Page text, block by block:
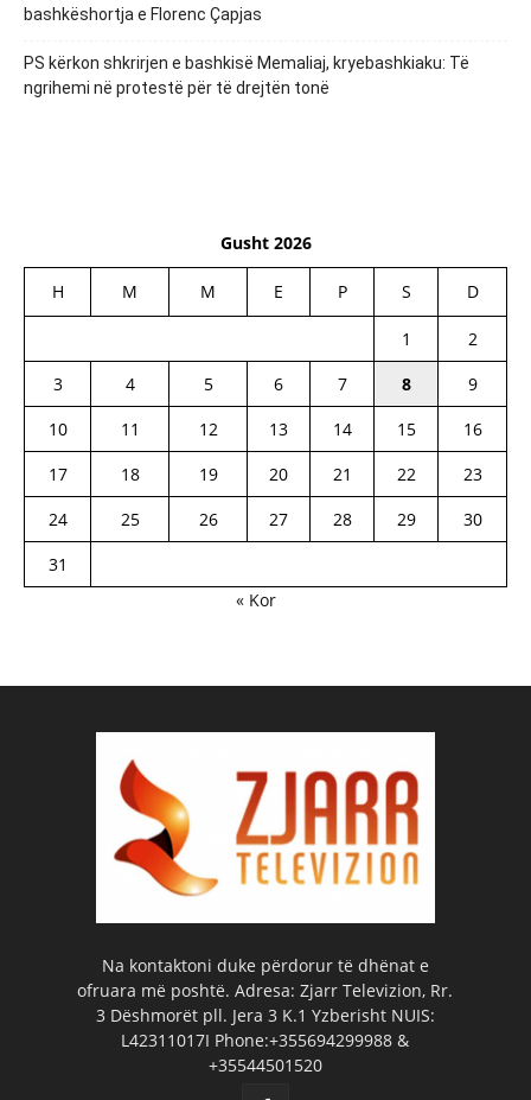
bashkëshortja e Florenc Çapjas
PS kërkon shkrirjen e bashkisë Memaliaj, kryebashkiaku: Të
ngrihemi në protestë për të drejtën tonë
Gusht 2026
H M M E P S D
1
2
3
4 5 6 7 8
9
10
11 12 13 14 15
16
17
18 19 20 21 22
23
24
25 26 27 28 29
30
31
« Kor
Na kontaktoni duke përdorur të dhënat e
ofruara më poshtë. Adresa: Zjarr Televizion, Rr.
3 Dëshmorët pll. Jera 3 K.1 Yzberisht NUIS:
L42311017I Phone:+355694299988 &
+35544501520